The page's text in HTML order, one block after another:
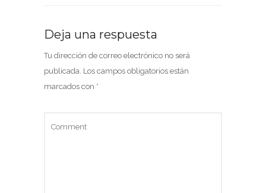
Deja una respuesta
Tu dirección de correo electrónico no será
publicada. Los campos obligatorios están
marcados con *